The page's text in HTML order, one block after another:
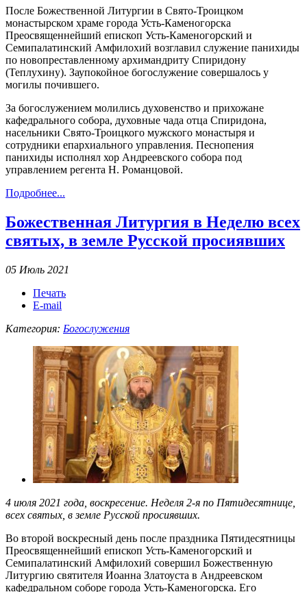
После Божественной Литургии в Свято-Троицком
монастырском храме города Усть-Каменогорска
Преосвященнейший епископ Усть-Каменогорский и
Семипалатинский Амфилохий возглавил служение панихиды
по новопреставленному архимандриту Спиридону
(Теплухину). Заупокойное богослужение совершалось у
могилы почившего.
За богослужением молились духовенство и прихожане
кафедрального собора, духовные чада отца Спиридона,
насельники Свято-Троицкого мужского монастыря и
сотрудники епархиального управления. Песнопения
панихиды исполнял хор Андреевского собора под
управлением регента Н. Романцовой.
Подробнее...
Божественная Литургия в Неделю всех
святых, в земле Русской просиявших
05 Июль 2021
Печать
E-mail
Категория: Богослужения
4 июля 2021 года, воскресение. Неделя 2-я по Пятидесятнице,
всех святых, в земле Русской просиявших.
Во второй воскресный день после праздника Пятидесятницы
Преосвященнейший епископ Усть-Каменогорский и
Семипалатинский Амфилохий совершил Божественную
Литургию святителя Иоанна Златоуста в Андреевском
кафедральном соборе города Усть-Каменогорска. Его